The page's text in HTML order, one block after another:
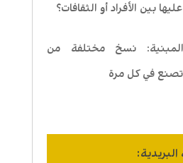
بين الأفراد أو الثقافات؟
نسخ مختلفة من
تصنع في كل مرة